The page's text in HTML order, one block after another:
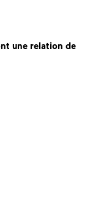
une relation de